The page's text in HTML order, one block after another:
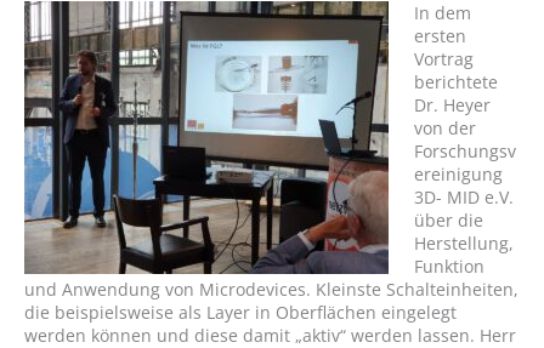
In dem
ersten
Vortrag
berichtete
Dr. Heyer
von der
Forschungsv
ereinigung
3D- MID e.V.
über die
Herstellung,
Funktion
und Anwendung von Microdevices. Kleinste Schalteinheiten,
die beispielsweise als Layer in Oberflächen eingelegt
werden können und diese damit „aktiv“ werden lassen. Herr